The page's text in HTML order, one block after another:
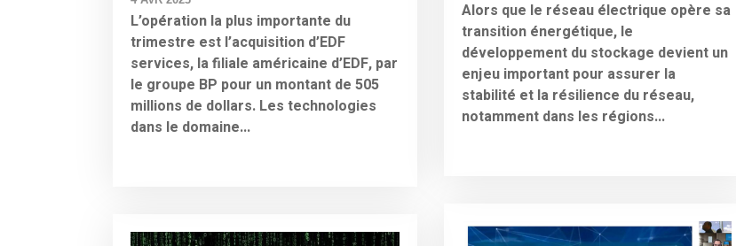
L’opération la plus importante du
trimestre est l’acquisition d’EDF
services, la filiale américaine d’EDF, par
le groupe BP pour un montant de 505
millions de dollars. Les technologies
dans le domaine...
Alors que le réseau électrique opère sa
transition énergétique, le
développement du stockage devient un
enjeu important pour assurer la
stabilité et la résilience du réseau,
notamment dans les régions...